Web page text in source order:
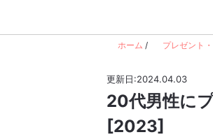
ホーム / プレゼント
更新日:2024.04.03
20代男性に
[2023]